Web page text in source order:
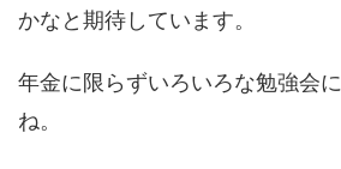
かなと期待しています。
年金に限らずいろいろな勉強会
ね。